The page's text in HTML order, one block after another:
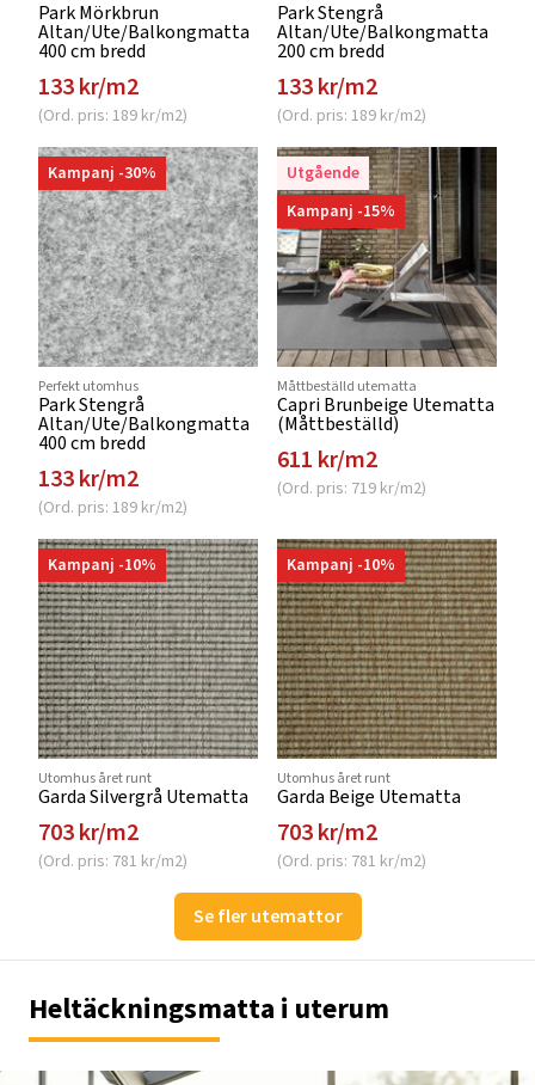
Park Mörkbrun
Altan/Ute/Balkongmatta
400 cm bredd
133 kr/m2
(Ord. pris: 189 kr/m2)
Park Stengrå
Altan/Ute/Balkongmatta
200 cm bredd
133 kr/m2
(Ord. pris: 189 kr/m2)
Kampanj -30%
Perfekt utomhus
Park Stengrå
Altan/Ute/Balkongmatta
400 cm bredd
133 kr/m2
(Ord. pris: 189 kr/m2)
Utgående
Kampanj -15%
Måttbeställd utematta
Capri Brunbeige Utematta
(Måttbeställd)
611 kr/m2
(Ord. pris: 719 kr/m2)
Kampanj -10%
Utomhus året runt
Garda Silvergrå Utematta
703 kr/m2
(Ord. pris: 781 kr/m2)
Kampanj -10%
Utomhus året runt
Garda Beige Utematta
703 kr/m2
(Ord. pris: 781 kr/m2)
Se fler utemattor
Heltäckningsmatta i uterum